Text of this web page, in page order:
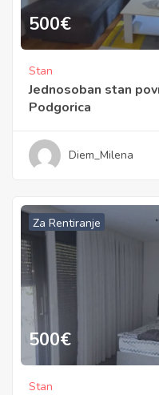
500€
Stan
Jednosoban stan
Podgorica
Diem_Milena
Za Rentiranje
500€
Stan